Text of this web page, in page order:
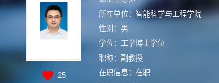
25
所在单位：智能科学与工程学院
性别：男
学位：工学博士学位
职称：副教授
在职信息：在职